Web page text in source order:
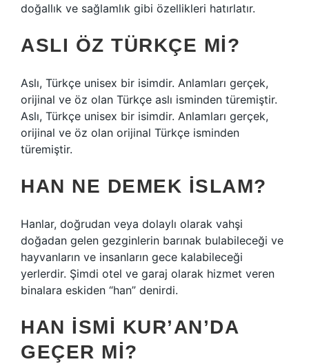
doğallık ve sağlamlık gibi özellikleri hatırlatır.
ASLI ÖZ TÜRKÇE MI?
Aslı, Türkçe unisex bir isimdir. Anlamları gerçek,
orijinal ve öz olan Türkçe aslı isminden türemiştir.
Aslı, Türkçe unisex bir isimdir. Anlamları gerçek,
orijinal ve öz olan orijinal Türkçe isminden
türemiştir.
HAN NE DEMEK ISLAM?
Hanlar, doğrudan veya dolaylı olarak vahşi
doğadan gelen gezginlerin barınak bulabileceği ve
hayvanların ve insanların gece kalabileceği
yerlerdir. Şimdi otel ve garaj olarak hizmet veren
binalara eskiden “han” denirdi.
HAN ISMI KUR’AN’DA
GEÇER MI?